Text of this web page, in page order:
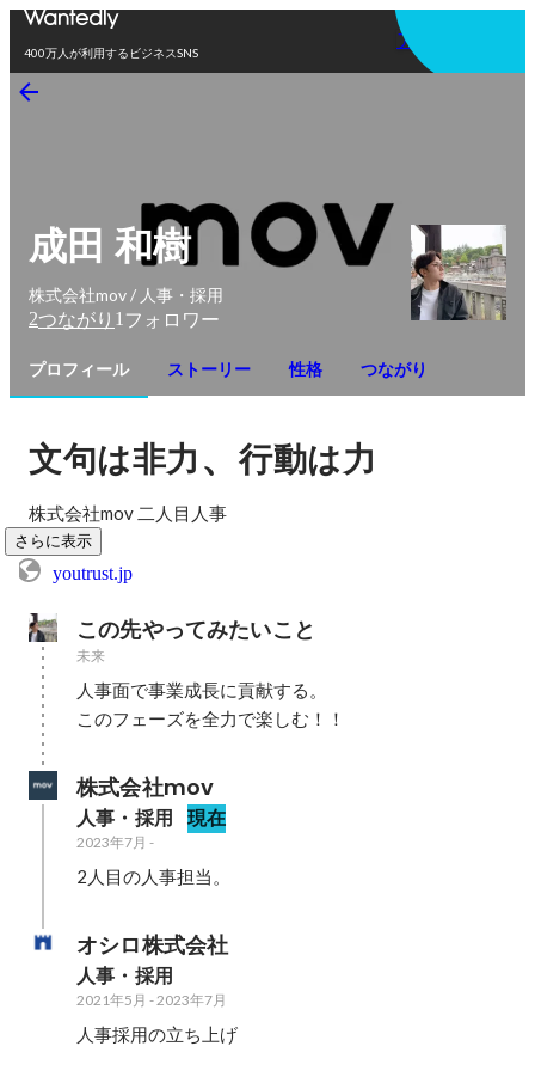
400万人が利用するビジネスSNS
アプリを使う
成田 和樹
株式会社mov / 人事・採用
2つながり 1 フォロワー
プロフィール ストーリー 性格 つながり
文句は非力、行動は力
株式会社mov 二人目人事
さらに表示
youtrust.jp
この先やってみたいこと
未来
人事面で事業成長に貢献する。
このフェーズを全力で楽しむ！！
株式会社mov
人事・採用 現在
2023年7月 -
オシロ株式会社
人事・採用
2021年5月 -2023年7月
人事採用の立ち上げ